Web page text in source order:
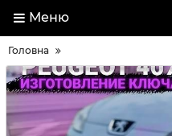
Меню
Головна